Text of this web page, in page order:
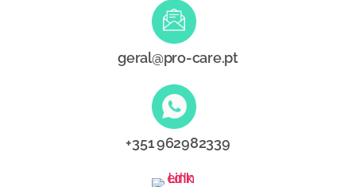
geral@pro-care.pt
+351 962982339